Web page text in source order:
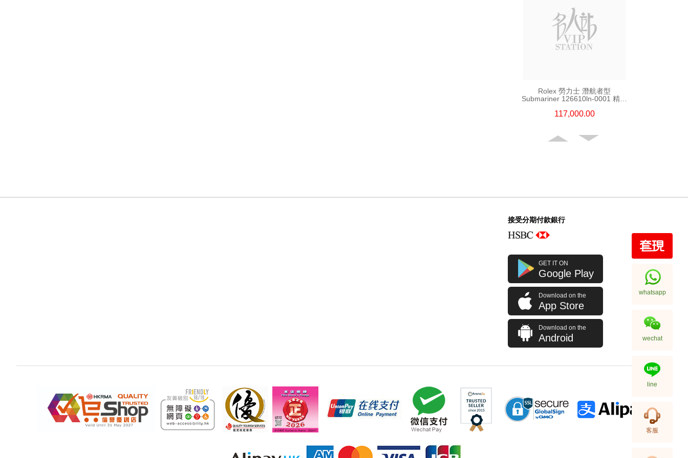
Rolex 勞力士 潛航者型
Submariner 126610ln-0001 精鋼
117,000.00
Rolex 勞力士 格林尼治型 Ii Gmt-
Master Ii 126710blro-0001 精鋼
百事圈
256,000.00
接受分期付款銀行
GET IT ON
Google Play
Download on the
App Store
Download on the
Android
whatsapp
wechat
line
客服